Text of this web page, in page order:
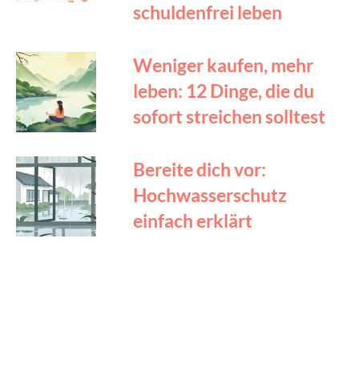
schuldenfrei leben
Weniger kaufen, mehr
leben: 12 Dinge, die du
sofort streichen solltest
Bereite dich vor:
Hochwasserschutz
einfach erklärt